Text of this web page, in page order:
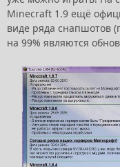
Minecraft 1.9 ещё
виде ряда снапшотов
на 99% являются